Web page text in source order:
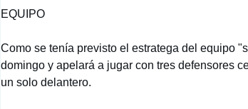
EQUIPO
Como se tenía previsto el estratega del equipo
domingo y apelará a jugar con tres defensores
un solo delantero.